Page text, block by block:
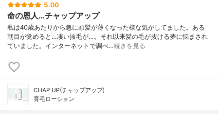
5.00
命の恩人…チャップアップ
私は40歳あたりから急に頭髪が薄くなった様な気がしてました。ある
朝目が覚めると…凄い抜毛が…。それ以来髪の毛が抜ける夢に悩まされ
ていました。インターネットで調べ…続きを見る
CHAP UP(チャップアップ)
育毛ローション